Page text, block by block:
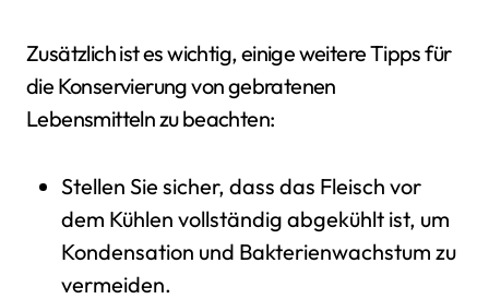
Zusätzlich ist es wichtig, einige weitere Tipps für
die Konservierung von gebratenen
Lebensmitteln zu beachten:
Stellen Sie sicher, dass das Fleisch vor
dem Kühlen vollständig abgekühlt ist, um
Kondensation und Bakterienwachstum zu
vermeiden.